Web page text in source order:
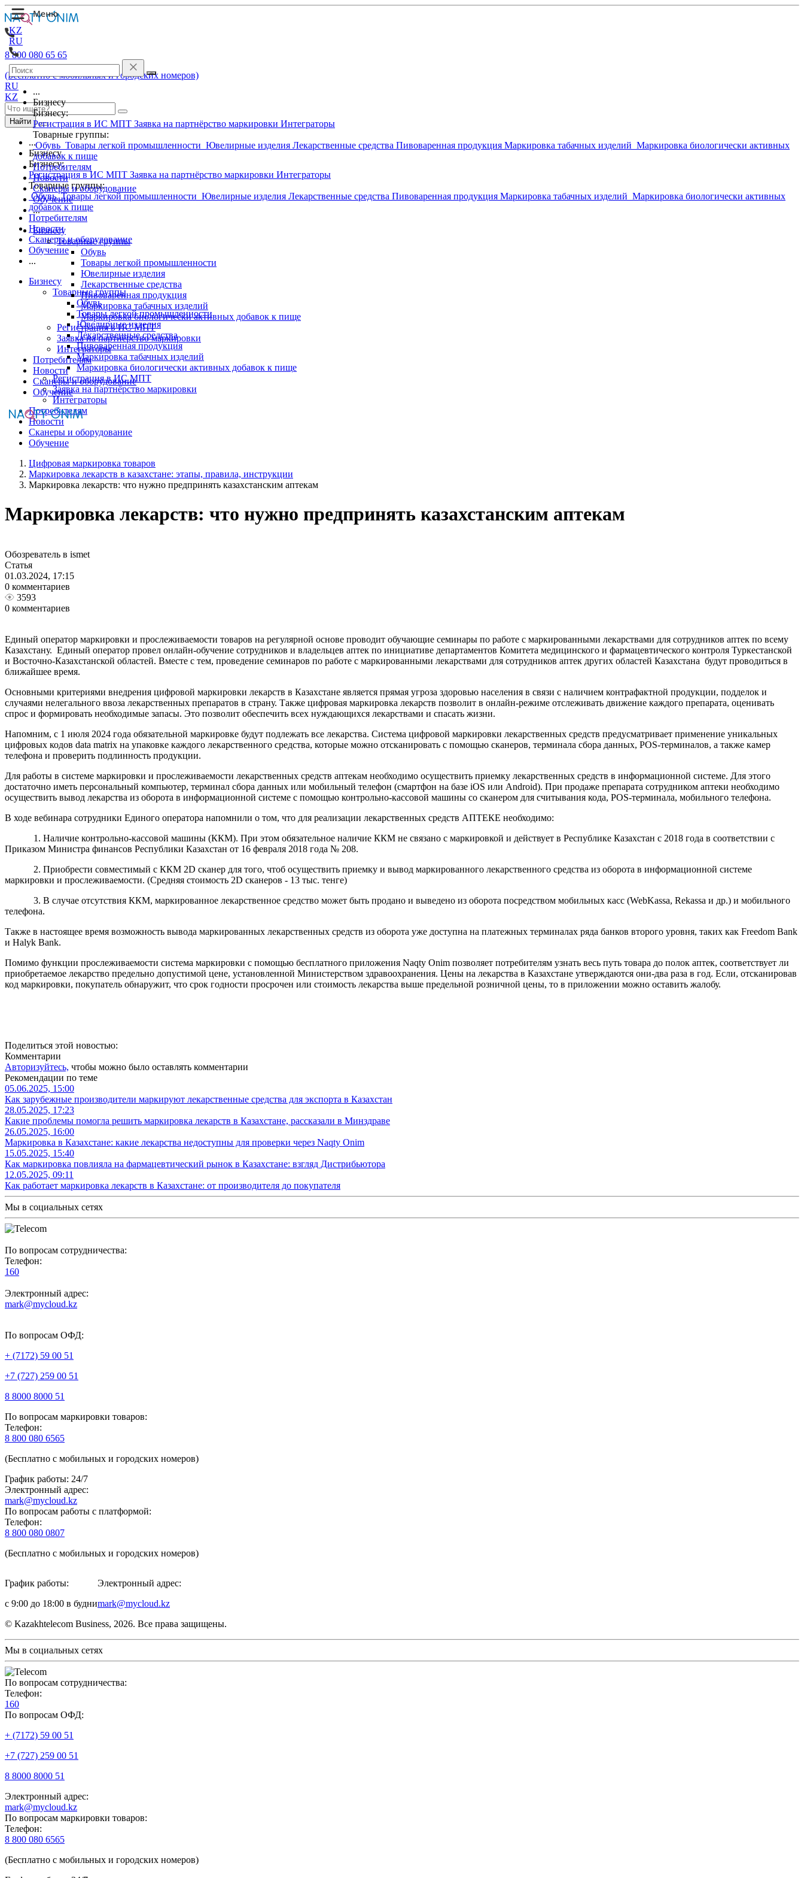
KZ
RU
...
Бизнесу
Бизнесу:
Регистрация в ИС МПТ Заявка на партнёрство маркировки Интеграторы
Товарные группы:
Обувь Товары легкой промышленности Ювелирные изделия Лекарственные средства Пивоваренная продукция Маркировка табачных изделий Маркировка биологически активных
добавок к пище
Потребителям
Новости
Сканеры и оборудование
Обучение
...
Бизнесу
Товарные группы
Обувь
Товары легкой промышленности
Ювелирные изделия
Лекарственные средства
Пивоваренная продукция
Маркировка табачных изделий
Маркировка биологически активных добавок к пище
Регистрация в ИС МПТ
Заявка на партнёрство маркировки
Интеграторы
Потребителям
Новости
Сканеры и оборудование
Обучение
8 800 080 65 65
(Бесплатно с мобильных и городских номеров)
RU
KZ
Найти
...
Бизнесу
Бизнесу:
Регистрация в ИС МПТ Заявка на партнёрство маркировки Интеграторы
Товарные группы:
ОбувьТовары легкой промышленности Ювелирные изделия Лекарственные средства Пивоваренная продукция Маркировка табачных изделий Маркировка биологически активных
добавок к пище
Потребителям
Новости
Сканеры и оборудование
Обучение
...
Бизнесу
Товарные группы
Обувь
Товары легкой промышленности
Ювелирные изделия
Лекарственные средства
Пивоваренная продукция
Маркировка табачных изделий
Маркировка биологически активных добавок к пище
Регистрация в ИС МПТ
Заявка на партнёрство маркировки
Интеграторы
Потребителям
Новости
Сканеры и оборудование
Обучение
Цифровая маркировка товаров
Маркировка лекарств в казахстане: этапы, правила, инструкции
Маркировка лекарств: что нужно предпринять казахстанским аптекам
Маркировка лекарств: что нужно предпринять казахстанским аптекам
Обозреватель в ismet
Статья
01.03.2024, 17:15
0 комментариев
3593
0 комментариев
Единый оператор маркировки и прослеживаемости товаров на регулярной основе проводит обучающие семинары по работе с маркированными лекарствами для сотрудников аптек по всему
Казахстану. Единый оператор провел онлайн-обучение сотрудников и владельцев аптек по инициативе департаментов Комитета медицинского и фармацевтического контроля Туркестанской
и Восточно-Казахстанской областей. Вместе с тем, проведение семинаров по работе с маркированными лекарствами для сотрудников аптек других областей Казахстана будут проводиться в
ближайшее время.
Основными критериями внедрения цифровой маркировки лекарств в Казахстане является прямая угроза здоровью населения в связи с наличием контрафактной продукции, подделок и
случаями нелегального ввоза лекарственных препаратов в страну. Также цифровая маркировка лекарств позволит в онлайн-режиме отслеживать движение каждого препарата, оценивать
спрос и формировать необходимые запасы. Это позволит обеспечить всех нуждающихся лекарствами и спасать жизни.
Напомним, с 1 июля 2024 года обязательной маркировке будут подлежать все лекарства. Система цифровой маркировки лекарственных средств предусматривает применение уникальных
цифровых кодов data matrix на упаковке каждого лекарственного средства, которые можно отсканировать с помощью сканеров, терминала сбора данных, POS-терминалов, а также камер
телефона и проверить подлинность продукции.
Для работы в системе маркировки и прослеживаемости лекарственных средств аптекам необходимо осуществить приемку лекарственных средств в информационной системе. Для этого
достаточно иметь персональный компьютер, терминал сбора данных или мобильный телефон (смартфон на базе iOS или Android). При продаже препарата сотрудником аптеки необходимо
осуществить вывод лекарства из оборота в информационной системе с помощью контрольно-кассовой машины со сканером для считывания кода, POS-терминала, мобильного телефона.
В ходе вебинара сотрудники Единого оператора напомнили о том, что для реализации лекарственных средств АПТЕКЕ необходимо:
1. Наличие контрольно-кассовой машины (ККМ). При этом обязательное наличие ККМ не связано с маркировкой и действует в Республике Казахстан с 2018 года в соответствии с
Приказом Министра финансов Республики Казахстан от 16 февраля 2018 года № 208.
2. Приобрести совместимый с ККМ 2D сканер для того, чтоб осуществить приемку и вывод маркированного лекарственного средства из оборота в информационной системе
маркировки и прослеживаемости. (Средняя стоимость 2D сканеров - 13 тыс. тенге)
3. В случае отсутствия ККМ, маркированное лекарственное средство может быть продано и выведено из оборота посредством мобильных касс (WebKassa, Rekassa и др.) и мобильного
телефона.
Также в настоящее время возможность вывода маркированных лекарственных средств из оборота уже доступна на платежных терминалах ряда банков второго уровня, таких как Freedom Bank
и Halyk Bank.
Помимо функции прослеживаемости система маркировки с помощью бесплатного приложения Naqty Onim позволяет потребителям узнать весь путь товара до полок аптек, соответствует ли
приобретаемое лекарство предельно допус­тимой цене, установленной Министерством здравоохранения. Цены на лекарства в Казахстане утверждаются они-два раза в год. Если, отсканировав
код маркировки, покупатель обнаружит, что срок годности просрочен или стоимость лекарства выше предельной розничной цены, то в приложении можно оставить жалобу.
Поделиться этой новостью:
Комментарии
Авторизуйтесь, чтобы можно было оставлять комментарии
Рекомендации по теме
05.06.2025, 15:00
Как зарубежные производители маркируют лекарственные средства для экспорта в Казахстан
28.05.2025, 17:23
Какие проблемы помогла решить маркировка лекарств в Казахстане, рассказали в Минздраве
26.05.2025, 16:00
Маркировка в Казахстане: какие лекарства недоступны для проверки через Naqty Onim
15.05.2025, 15:40
Как маркировка повлияла на фармацевтический рынок в Казахстане: взгляд Дистрибьютора
12.05.2025, 09:11
Как работает маркировка лекарств в Казахстане: от производителя до покупателя
Мы в социальных сетях
По вопросам сотрудничества:
Телефон:
160
Электронный адрес:
mark@mycloud.kz
По вопросам ОФД:
+ (7172) 59 00 51
+7 (727) 259 00 51
8 8000 8000 51
По вопросам маркировки товаров:
Телефон:
8 800 080 6565
(Бесплатно с мобильных и городских номеров)
График работы: 24/7
Электронный адрес:
mark@mycloud.kz
По вопросам работы с платформой:
Телефон:
8 800 080 0807
(Бесплатно с мобильных и городских номеров)
График работы:
с 9:00 до 18:00 в будни
Электронный адрес:
mark@mycloud.kz
© Kazakhtelecom Business, 2026. Все права защищены.
Мы в социальных сетях
По вопросам сотрудничества:
Телефон:
160
По вопросам ОФД:
+ (7172) 59 00 51
+7 (727) 259 00 51
8 8000 8000 51
Электронный адрес:
mark@mycloud.kz
По вопросам маркировки товаров:
Телефон:
8 800 080 6565
(Бесплатно с мобильных и городских номеров)